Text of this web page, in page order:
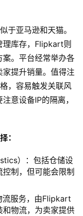
于亚马逊和天猫。
理库存，Flipkart则
。平台经常举办各
提升销量。值得注
，容易触发关联风
意设备IP的隔离，
：
）：包括仓储设
制，但可能会限制
流服务，由Flipkart
物流，为卖家提供